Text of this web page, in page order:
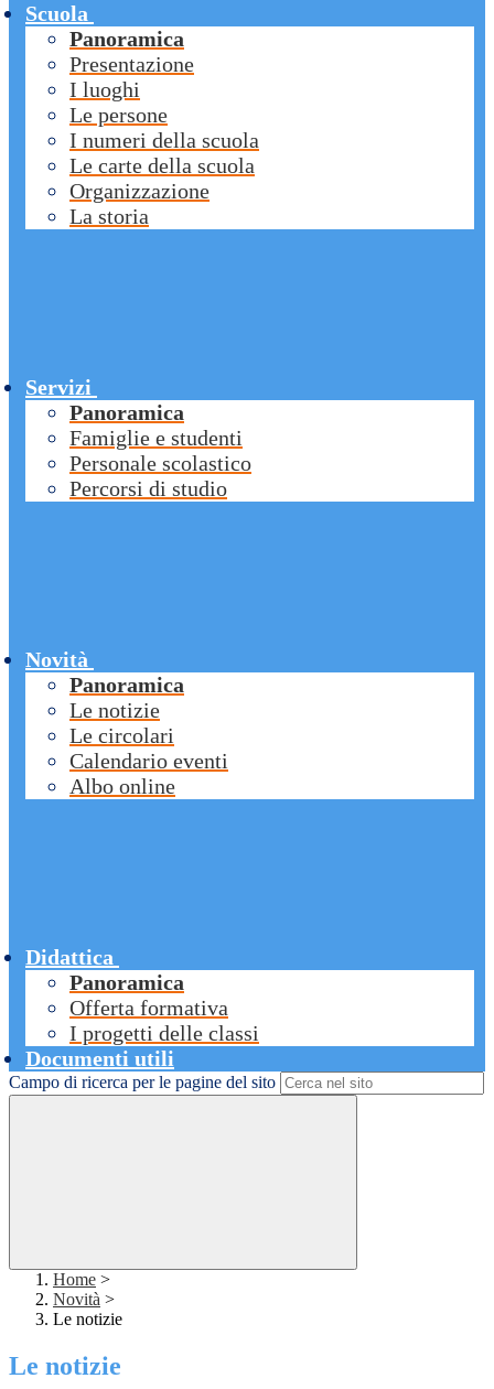
Scuola
Panoramica
Presentazione
I luoghi
Le persone
I numeri della scuola
Le carte della scuola
Organizzazione
La storia
Servizi
Panoramica
Famiglie e studenti
Personale scolastico
Percorsi di studio
Novità
Panoramica
Le notizie
Le circolari
Calendario eventi
Albo online
Didattica
Panoramica
Offerta formativa
I progetti delle classi
Documenti utili
Campo di ricerca per le pagine del sito
Home >
Novità >
Le notizie
Le notizie